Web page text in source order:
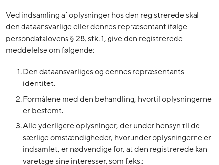
Ved indsamling af oplysninger hos den registrerede skal
den dataansvarlige eller dennes repræsentant ifølge
persondatalovens § 28, stk. 1, give den registrerede
meddelelse om følgende:
Den dataansvarliges og dennes repræsentants
identitet.
Formålene med den behandling, hvortil oplysningerne
er bestemt.
Alle yderligere oplysninger, der under hensyn til de
særlige omstændigheder, hvorunder oplysningerne er
indsamlet, er nødvendige for, at den registrerede kan
varetage sine interesser, som f.eks.: